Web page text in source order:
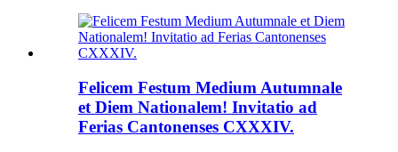
Felicem Festum Medium Autumnale
et Diem Nationalem! Invitatio ad
Ferias Cantonenses CXXXIV.